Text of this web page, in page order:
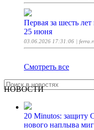
Первая за шесть
25 июня
03.06.2026 17:31:06 |
Смотреть все
НОВОСТИ
20 Minutos: защиту
нового наплыва